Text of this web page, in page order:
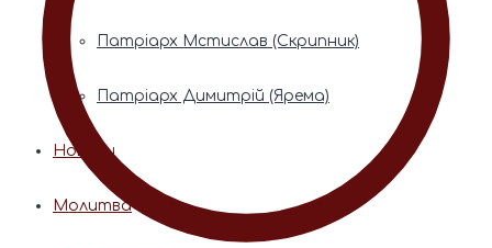
Патріарх Мстислав (Скрипник)
Патріарх Димитрій (Ярема)
Новини
Молитва